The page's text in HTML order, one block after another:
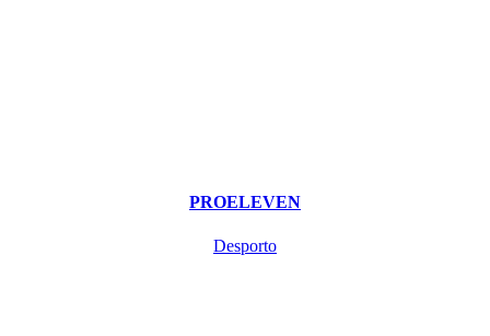
PROELEVEN
Desporto